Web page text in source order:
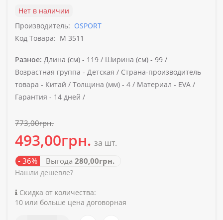
Нет в наличии
Производитель: OSPORT
Код Товара: M 3511
Разное: Длина (см) - 119 / Ширина (см) - 99 /
Возрастная группа - Детская / Страна-производитель
товара - Китай / Толщина (мм) - 4 / Материал - EVA /
Гарантия - 14 дней /
773,00грн.
493,00грн. за шт.
- 36% Выгода 280,00грн.
Нашли дешевле?
Скидка от количества:
10 или больше цена договорная